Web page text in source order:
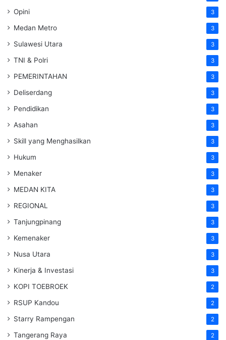
Opini 3
Medan Metro 3
Sulawesi Utara 3
TNI & Polri 3
PEMERINTAHAN 3
Deliserdang 3
Pendidikan 3
Asahan 3
Skill yang Menghasilkan 3
Hukum 3
Menaker 3
MEDAN KITA 3
REGIONAL 3
Tanjungpinang 3
Kemenaker 3
Nusa Utara 3
Kinerja & Investasi 3
KOPI TOEBROEK 2
RSUP Kandou 2
Starry Rampengan 2
Tangerang Raya 2